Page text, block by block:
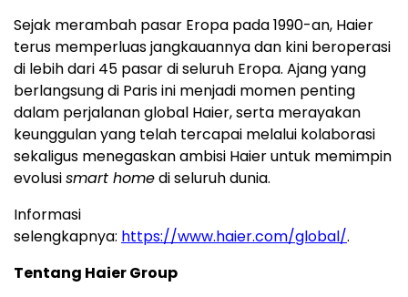
Sejak merambah pasar Eropa pada 1990-an, Haier
terus memperluas jangkauannya dan kini beroperasi
di lebih dari 45 pasar di seluruh Eropa. Ajang yang
berlangsung di Paris ini menjadi momen penting
dalam perjalanan global Haier, serta merayakan
keunggulan yang telah tercapai melalui kolaborasi
sekaligus menegaskan ambisi Haier untuk memimpin
evolusismart homedi seluruh dunia.
Informasi
selengkapnya: https://www.haier.com/global/.
Tentang Haier Group